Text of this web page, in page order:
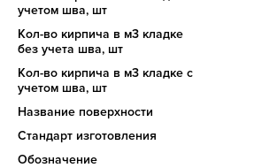
учетом шва, шт
Кол-во кирпича в м3 кладке
без учета шва, шт
Кол-во кирпича в м3 кладке с
учетом шва, шт
Название поверхности
Стандарт изготовления
Обозначение